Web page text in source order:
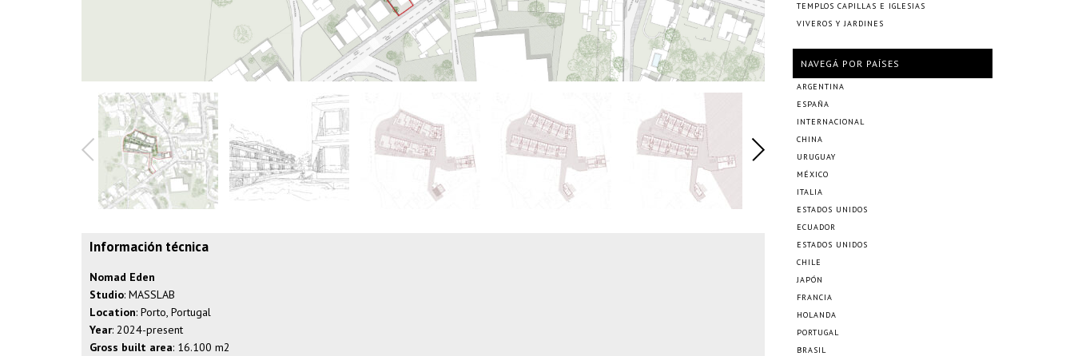
Información técnica
Nomad Eden
Studio: MASSLAB
Location: Porto, Portugal
Year: 2024-present
Gross built area: 16.100 m2
TEMPLOS CAPILLAS E IGLESIAS
VIVEROS Y JARDINES
NAVEGÁ POR PAÍSES
ARGENTINA
ESPAÑA
INTERNACIONAL
CHINA
URUGUAY
MÉXICO
ITALIA
ESTADOS UNIDOS
ECUADOR
ESTADOS UNIDOS
CHILE
JAPÓN
FRANCIA
HOLANDA
PORTUGAL
BRASIL